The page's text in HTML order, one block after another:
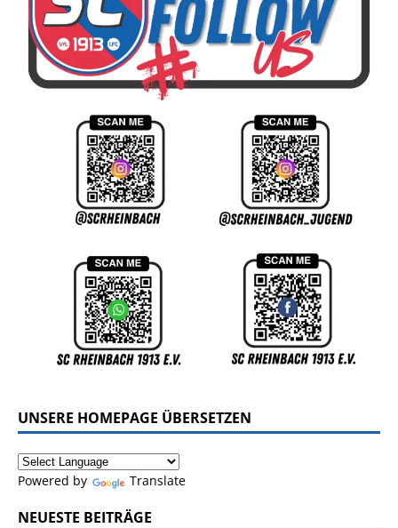
UNSERE HOMEPAGE ÜBERSETZEN
Powered by Translate
NEUESTE BEITRÄGE